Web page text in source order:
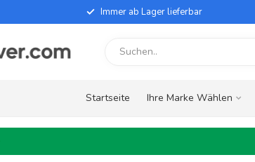
Immer ab Lager lieferbar
Startseite Ihre Marke Wählen